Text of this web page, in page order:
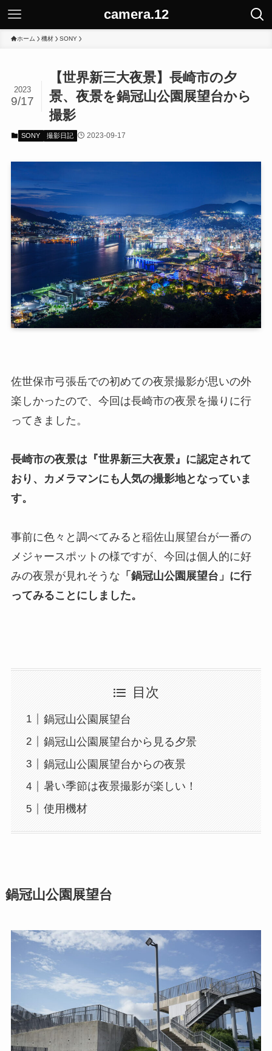
camera.12
ホーム 機材 SONY
【世界新三大夜景】長崎市の夕
景、夜景を鍋冠山公園展望台から
撮影
2023
9/17
SONY 撮影日記 2023-09-17
佐世保市弓張岳での初めての夜景撮影が思いの外
楽しかったので、今回は長崎市の夜景を撮りに行
ってきました。
長崎市の夜景は『世界新三大夜景』に認定されて
おり、カメラマンにも人気の撮影地となっていま
す。
事前に色々と調べてみると稲佐山展望台が一番の
メジャースポットの様ですが、今回は個人的に好
みの夜景が見れそうな 「鍋冠山公園展望台」に行
ってみることにしました。
目次
鍋冠山公園展望台
鍋冠山公園展望台から見る夕景
鍋冠山公園展望台からの夜景
暑い季節は夜景撮影が楽しい！
使用機材
鍋冠山公園展望台